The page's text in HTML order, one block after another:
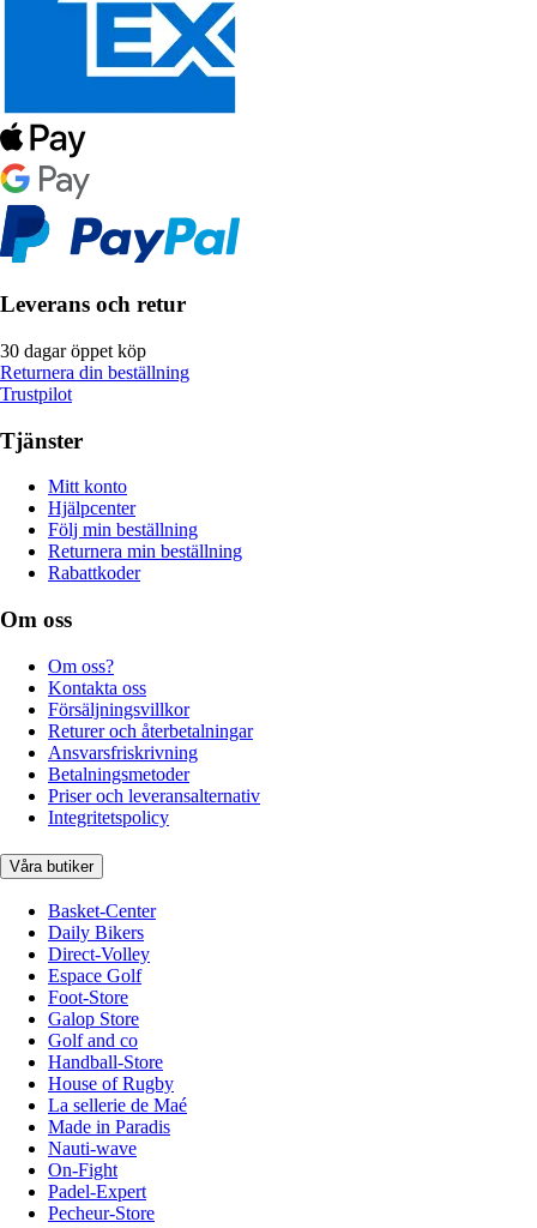
Leverans och retur
30 dagar öppet köp
Returnera din beställning
Trustpilot
Tjänster
Mitt konto
Hjälpcenter
Följ min beställning
Returnera min beställning
Rabattkoder
Om oss
Om oss?
Kontakta oss
Försäljningsvillkor
Returer och återbetalningar
Ansvarsfriskrivning
Betalningsmetoder
Priser och leveransalternativ
Integritetspolicy
Våra butiker
Basket-Center
Daily Bikers
Direct-Volley
Espace Golf
Foot-Store
Galop Store
Golf and co
Handball-Store
House of Rugby
La sellerie de Maé
Made in Paradis
Nauti-wave
On-Fight
Padel-Expert
Pecheur-Store